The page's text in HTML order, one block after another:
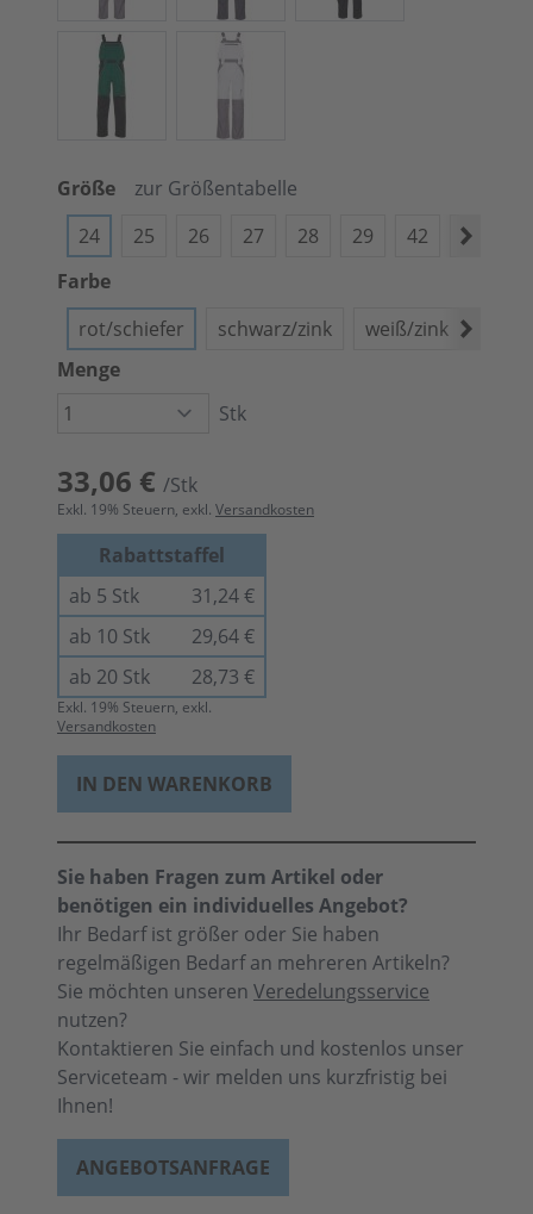
Größe
zur Größentabelle
24
25 26 27 28 29 42 44
Farbe
rot/schiefer
schwarz/zink weiß/zink
Menge
Stk
33,06 € /Stk
Exkl. 19% Steuern, exkl. Versandkosten
Rabattstaffel
ab 5 Stk
31,24 €
ab 10 Stk
29,64 €
ab 20 Stk
28,73 €
Exkl. 19% Steuern, exkl.
Versandkosten
IN DEN WARENKORB
Sie haben Fragen zum Artikel oder
benötigen ein individuelles Angebot?
Ihr Bedarf ist größer oder Sie haben
regelmäßigen Bedarf an mehreren Artikeln?
Sie möchten unseren Veredelungsservice
nutzen?
Kontaktieren Sie einfach und kostenlos unser
Serviceteam - wir melden uns kurzfristig bei
Ihnen!
ANGEBOTSANFRAGE